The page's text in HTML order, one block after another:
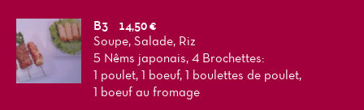
B3
14,50 €
Soupe, Salade, Riz
5 Nêms japonais, 4 Brochettes:
1 poulet, 1 boeuf, 1 boulettes de poulet,
1 boeuf au fromage